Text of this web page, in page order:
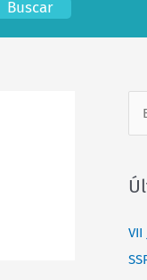
Buscar
c
a
r